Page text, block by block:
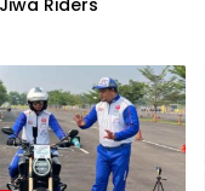
Riders